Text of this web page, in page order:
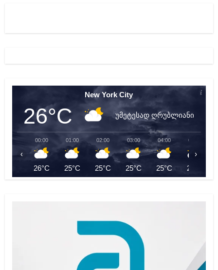
New York City
26°C უმეტესად ღრუბლიანი
00:00
26°C
01:00
25°C
02:00
25°C
03:00
25°C
04:00
25°C
05:00
24°C
‹ ›